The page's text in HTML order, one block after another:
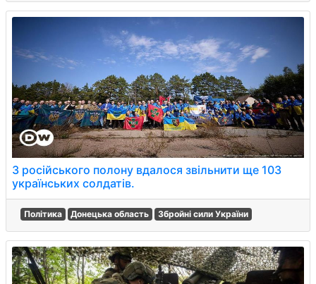
З російського полону вдалося звільнити ще 103
українських солдатів.
Політика Донецька область Збройні сили України